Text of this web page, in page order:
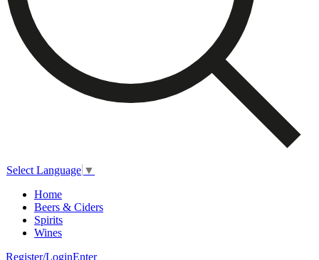
Select Language ▼
Home
Beers & Ciders
Spirits
Wines
Register/LoginEnter